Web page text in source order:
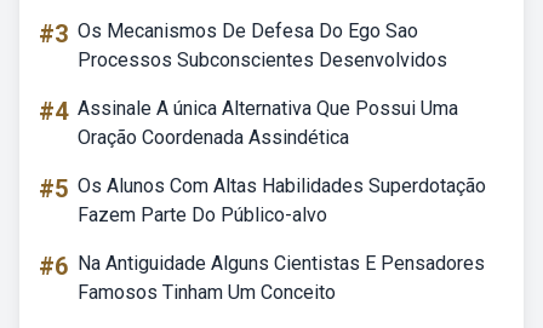
#3 Os Mecanismos De Defesa Do Ego Sao
Processos Subconscientes Desenvolvidos
#4 Assinale A única Alternativa Que Possui Uma
Oração Coordenada Assindética
#5 Os Alunos Com Altas Habilidades Superdotação
Fazem Parte Do Público-alvo
#6 Na Antiguidade Alguns Cientistas E Pensadores
Famosos Tinham Um Conceito